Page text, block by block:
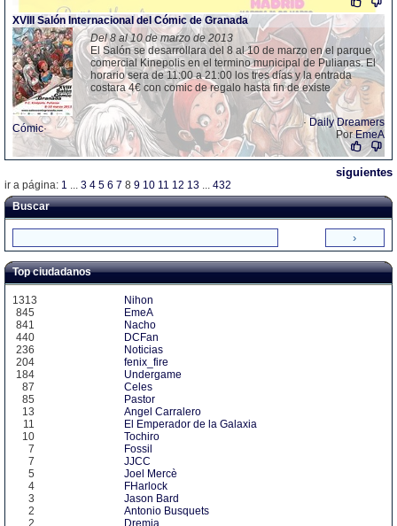
XVIII Salón Internacional del Cómic de Granada
Del 8 al 10 de marzo de 2013
El Salón se desarrollara del 8 al 10 de marzo en el parque
comercial Kinepolis en el termino municipal de Pulianas. El
horario sera de 11:00 a 21:00 los tres días y la entrada
costara 4€ con comic de regalo hasta fin de existe
Cómic· · Daily Dreamers
PorEmeA
siguientes
ir a página: 1 ... 3 4 5 6 7 8 9 10 11 12 13 ... 432
Buscar
Top ciudadanos
1313
Nihon
845
EmeA
841
Nacho
440
DCFan
236
Noticias
204
fenix_fire
184
Undergame
87
Celes
85
Pastor
13
Angel Carralero
11
El Emperador de la Galaxia
10
Tochiro
7
Fossil
7
JJCC
5
Joel Mercè
4
FHarlock
3
Jason Bard
2
Antonio Busquets
2
Dremia